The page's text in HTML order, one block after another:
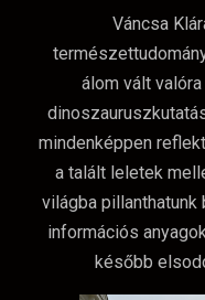
Váncsa
álom vált
mindenképpen
a talált leletek
világba
információs
később